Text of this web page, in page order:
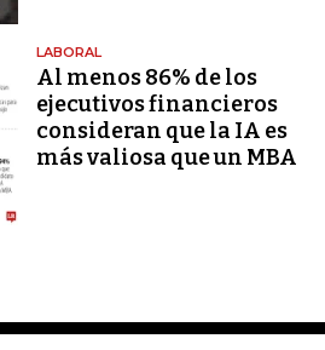
LABORAL
Al menos 86% de los
ejecutivos financieros
consideran que la IA es
más valiosa que un MBA